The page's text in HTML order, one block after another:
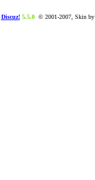
Discuz! 5.5.0© 2001-2007, Skin by